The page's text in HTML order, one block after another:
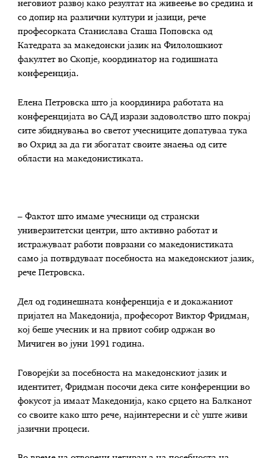
неговиот развој како резултат на живеење во средина и
со допир на различни култури и јазици, рече
професорката Станислава Сташа Поповска од
Катедрата за македонски јазик на Филолошкиот
факултет во Скопје, координатор на годишната
конференција.
Елена Петровска што ја координира работата на
конференцијата во САД изрази задоволство што покрај
сите збиднувања во светот учесниците допатуваа тука
во Охрид за да ги збогатат своите знаења од сите
области на македонистиката.
– Фактот што имаме учесници од странски
универзитетски центри, што активно работат и
истражуваат работи поврзани со македонистиката
само ја потврдуваат посебноста на македонскиот јазик,
рече Петровска.
Дел од годинешната конференција е и докажаниот
пријател на Македонија, професорот Виктор Фридман,
кој беше учесник и на првиот собир одржан во
Мичиген во јуни 1991 година.
Говорејќи за посебноста на македонскиот јазик и
идентитет, Фридман посочи дека сите конференции во
фокусот ја имаат Македонија, како срцето на Балканот
со своите како што рече, најинтересни и сѐ уште живи
јазични процеси.